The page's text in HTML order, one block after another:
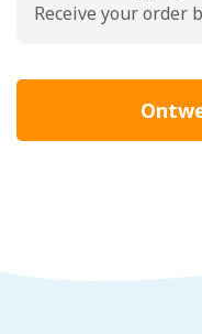
Receive your order